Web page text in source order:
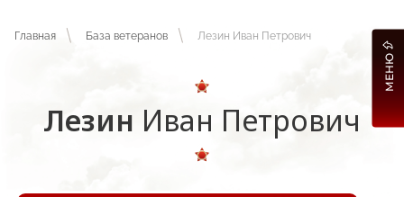
Главная База ветеранов Лезин Иван Петрович
Лезин Иван Петрович
МЕНЮ